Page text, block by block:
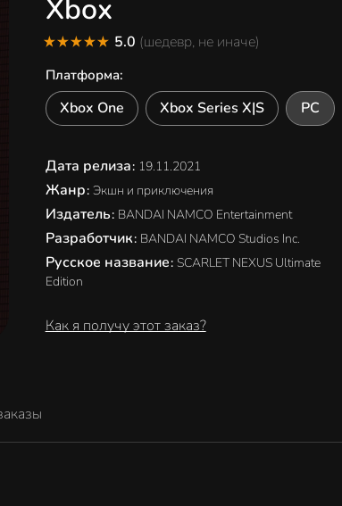
Xbox
5.0 (шедевр, не иначе)
Платформа:
Xbox One Xbox Series X|S PC
Дата релиза: 19.11.2021
Жанр: Экшн и приключения
Издатель: BANDAI NAMCO Entertainment
Разработчик: BANDAI NAMCO Studios Inc.
Русское название: SCARLET NEXUS Ultimate
Edition
Как я получу этот заказ?